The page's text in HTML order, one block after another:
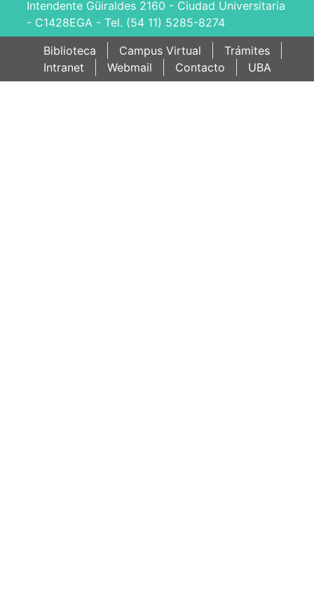
Intendente Güiraldes 2160 - Ciudad Universitaria
- C1428EGA - Tel. (54 11) 5285-8274
Biblioteca
Campus Virtual
Trámites
Intranet
Webmail Contacto UBA